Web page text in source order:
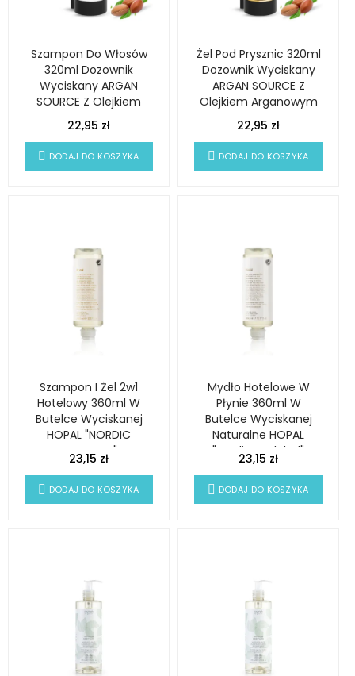
Szampon Do Włosów
320ml Dozownik
Wyciskany ARGAN
SOURCE Z Olejkiem
Arganowym
22,95 zł
DODAJ DO KOSZYKA
Żel Pod Prysznic 320ml
Dozownik Wyciskany
ARGAN SOURCE Z
Olejkiem Arganowym
22,95 zł
DODAJ DO KOSZYKA
Szampon I Żel 2w1
Hotelowy 360ml W
Butelce Wyciskanej
HOPAL "NORDIC
ECOLABEL"
23,15 zł
DODAJ DO KOSZYKA
Mydło Hotelowe W
Płynie 360ml W
Butelce Wyciskanej
Naturalne HOPAL
"Nordic Ecolabel"
23,15 zł
DODAJ DO KOSZYKA